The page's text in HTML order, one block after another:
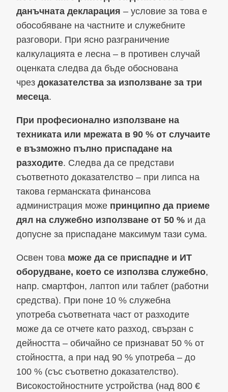
данъчната декларация – условие за това е
обособяване на частните и служебните
разговори. При ясно разграничение
калкулацията е лесна – в противен случай
оценката следва да бъде обоснована
чрез доказателства за използване за три
месеца.
При професионално използване на
техниката или мрежата в 90 % от случаите
е възможно пълно приспадане на
разходите. Следва да се представи
съответното доказателство – при липса на
такова германската финансова
администрация може принципно да приеме
дял на служебно използване от 50 % и да
допусне за приспадане максимум тази сума.
Освен това може да се приспадне и ИТ
оборудване, което се използва служебно,
напр. смартфон, лаптоп или таблет (работни
средства). При поне 10 % служебна
употреба съответната част от разходите
може да се отчете като разход, свързан с
дейността – обичайно се признават 50 % от
стойността, а при над 90 % употреба – до
100 % (със съответно доказателство).
Високостойностните устройства (над 800 €